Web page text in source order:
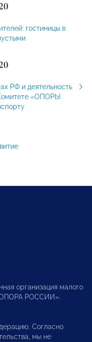
гостиницы в
РФ и деятельность
«ОПОРЫ
организация малого
РОССИИ».
Согласно
мы не